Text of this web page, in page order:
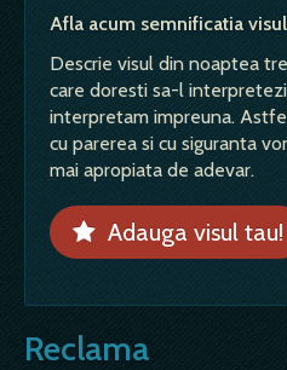
Afla acum semnificatia
Descrie visul din noaptea
care doresti sa-l
interpretam impreuna.
cu parerea si cu siguranta
mai apropiata de adevar.
Adauga visul tau!
Reclama